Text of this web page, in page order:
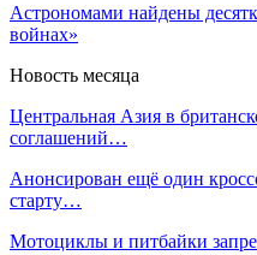
Астрономами найдены
войнах»
Новость месяца
Центральная Азия в
соглашений…
Анонсирован ещё один
старту…
Мотоциклы и питбайки